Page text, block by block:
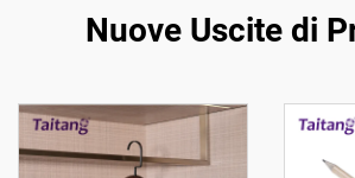
Nuove Uscite di